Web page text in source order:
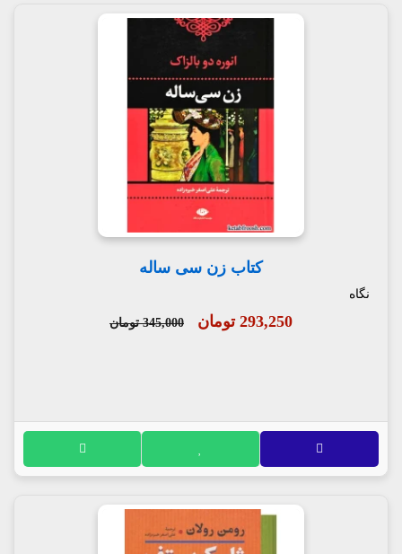
کتاب زن سی ساله
نگاه
293,250 تومان 345,000 تومان